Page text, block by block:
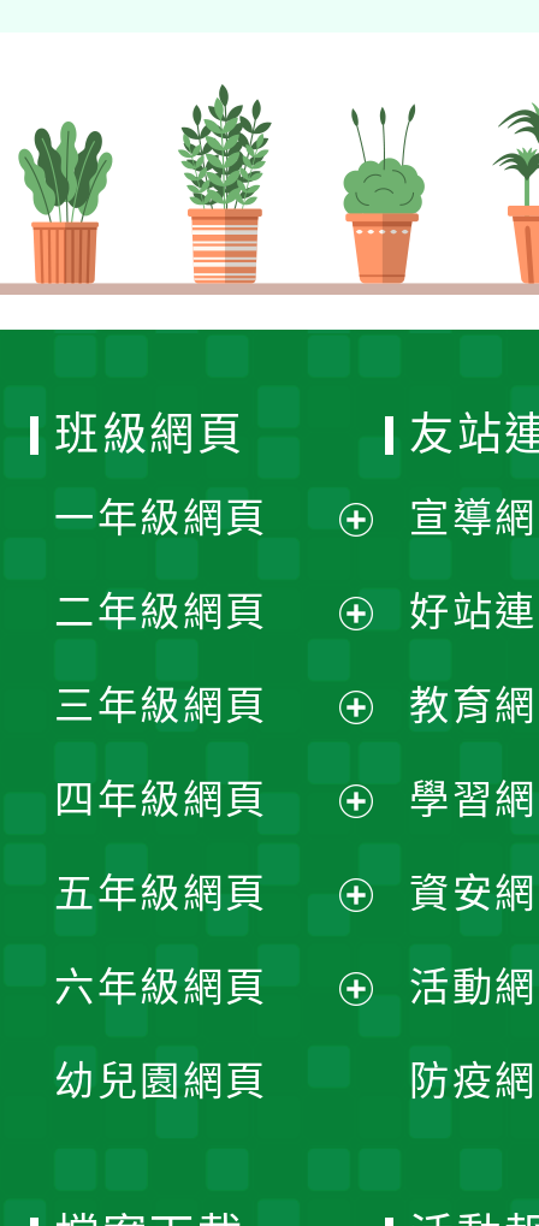
班級網頁
一年級網頁
開
選
單
二年級網頁
開
選
單
三年級網頁
開
選
單
四年級網頁
開
選
五年級網頁
開
六年級網頁
幼兒園網頁
友站
宣導
好站
教育
學習
資安
活動
防疫